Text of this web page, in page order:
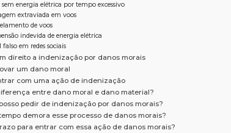
sem energia elétrica por tempo excessivo
extraviada em voos
de voos
indevida de energia elétrica
falso em redes sociais
direito a indenização por danos morais
um dano moral
com uma ação de indenização
entre dano moral e dano material?
pedir de indenização por danos morais?
demora esse processo de danos morais?
para entrar com essa ação de danos morais?